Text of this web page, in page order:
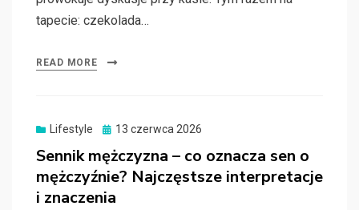
tapecie: czekolada…
READ MORE
Lifestyle
Posted
on
13 czerwca 2026
Sennik mężczyzna – co oznacza sen o
mężczyźnie? Najczęstsze interpretacje
i znaczenia